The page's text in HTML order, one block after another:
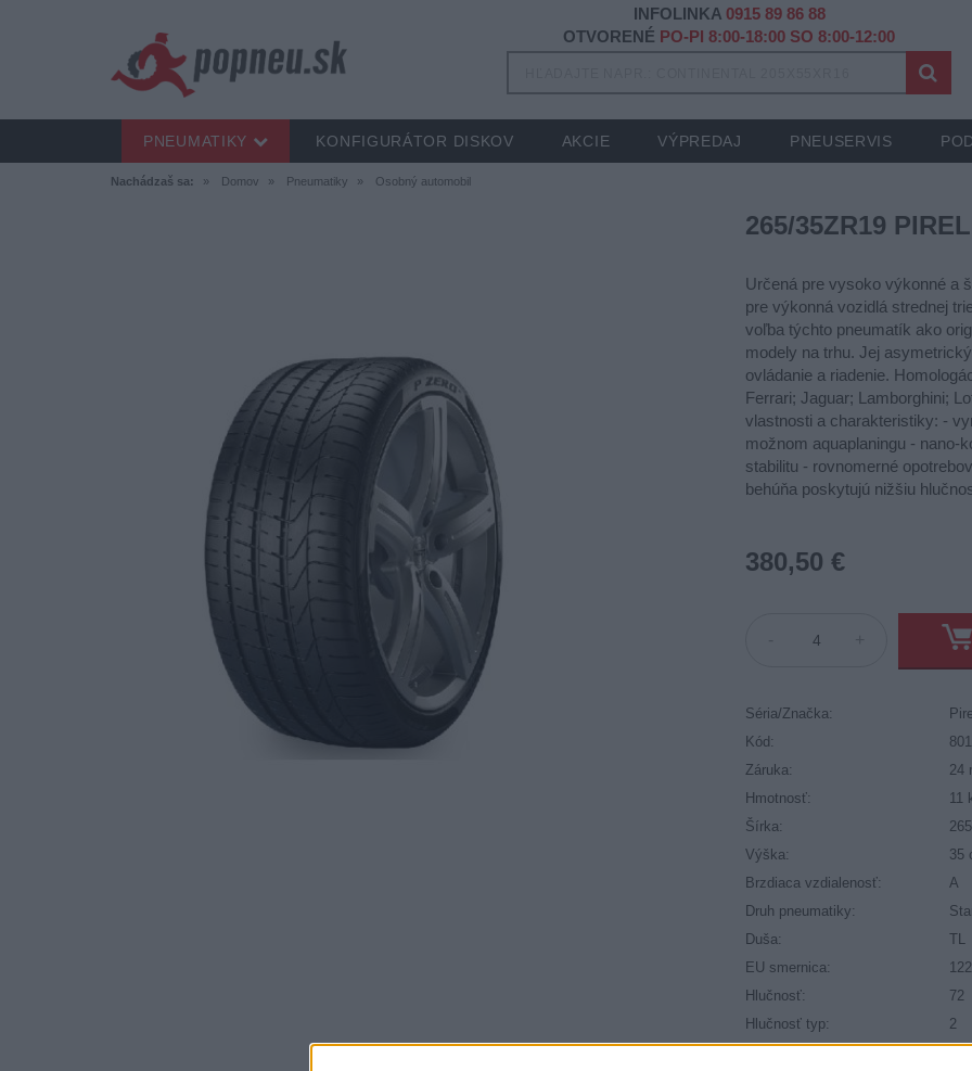
Nachádzaš sa: Domov Pneumatiky Osobný automobil
265/35ZR19
Určená pre vysoko výkonné a
pre výkonná vozidlá strednej
voľba týchto pneumatík ako
modely na trhu. Jej
ovládanie a riadenie.
Ferrari; Jaguar; Lamborghini;
vlastnosti a charakteristiky: -
možnom aquaplaningu -
stabilitu - rovnomerné
behúňa poskytujú nižšiu
380,50 €
Séria/Značka:
Kód:
Záruka:
24
Hmotnosť:
11
Šírka:
Výška:
35
Brzdiaca vzdialenosť:
A
Druh pneumatiky:
Duša:
TL
EU smernica:
Hlučnosť:
72
Hlučnosť typ:
2
INFOLINKA 0915 89 86 88
OTVORENÉ PO-PI 8:00-18:00 SO 8:00-12:00
PNEUMATIKY KONFIGURÁTOR DISKOV AKCIE VÝPREDAJ PNEUSERVIS